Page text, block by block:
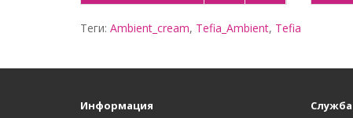
Теги: Ambient_cream, Tefia_Ambient, Tefia
Информация